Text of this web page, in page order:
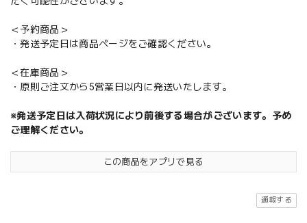
＜予約商品＞
・発送予定日は商品ページをご確認ください。
＜在庫商品＞
・原則ご注文から5営業日以内に発送いたします。
※発送予定日は入荷状況により前後する場合がございます。予め
ご理解ください。
この商品をアプリで見る
通報する